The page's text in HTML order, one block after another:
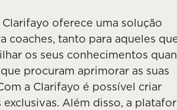
oferece uma solução
coaches, tanto para aqueles
os seus conhecimentos
procuram aprimorar as suas
a Clarifayo é possível criar
exclusivas. Além disso, a